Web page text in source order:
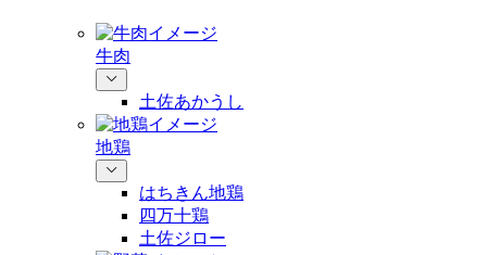
牛肉
土佐あかうし
地鶏
はちきん地鶏
四万十鶏
土佐ジロー